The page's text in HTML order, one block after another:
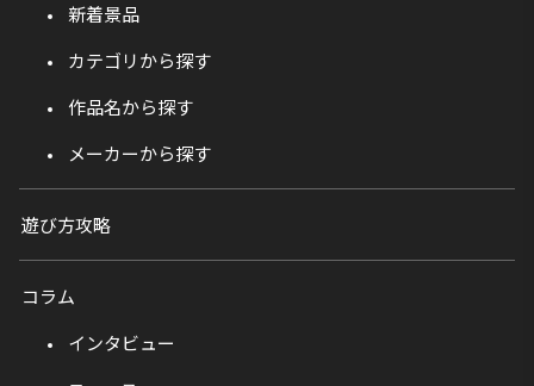
新着景品
カテゴリから探す
作品名から探す
メーカーから探す
遊び方攻略
コラム
インタビュー